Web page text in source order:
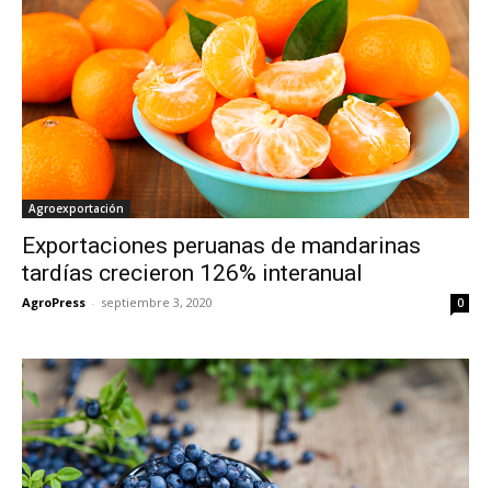
Agroexportación
Exportaciones peruanas de mandarinas
tardías crecieron 126% interanual
AgroPress - septiembre 3, 2020 0